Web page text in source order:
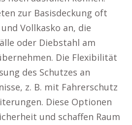
zur Basisdeckung oft
Vollkasko an, die
oder Diebstahl am
Die Flexibilität
des Schutzes an
z. B. mit Fahrerschutz
Diese Optionen
und schaffen Raum